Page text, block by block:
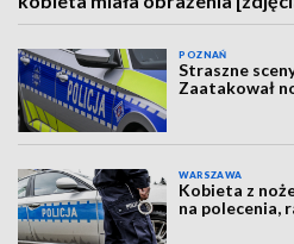
POZNAŃ
Straszne
Zaatakował
WARSZAWA
Kobieta z
na polecenia,